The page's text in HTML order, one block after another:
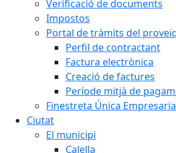
Verificació de documents
Impostos
Portal de tràmits del
Perfil de contractant
Factura electrònica
Creació de factures
Període mitjà de
Finestreta Única
Ciutat
El municipi
Calella